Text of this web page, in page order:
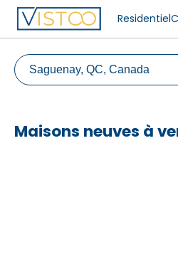
Residentiel
Maisons neuves à